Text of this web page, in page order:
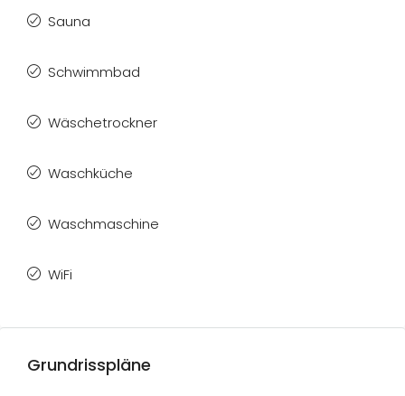
Sauna
Schwimmbad
Wäschetrockner
Waschküche
Waschmaschine
WiFi
Grundrisspläne